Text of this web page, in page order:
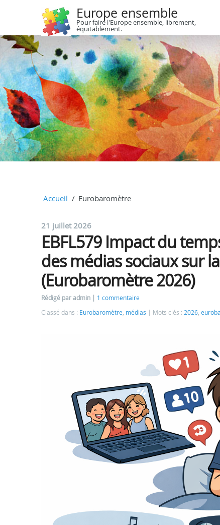
Europe ensemble
Pour faire l'Europe ensemble, librement,
équitablement.
Accueil Eurobaromètre
21 juillet 2026
EBFL579 Impact du
des médias sociaux sur
(Eurobaromètre 2026)
Rédigé par admin
1 commentaire
Classé dans : Eurobaromètre, médias Mots clés : 2026,